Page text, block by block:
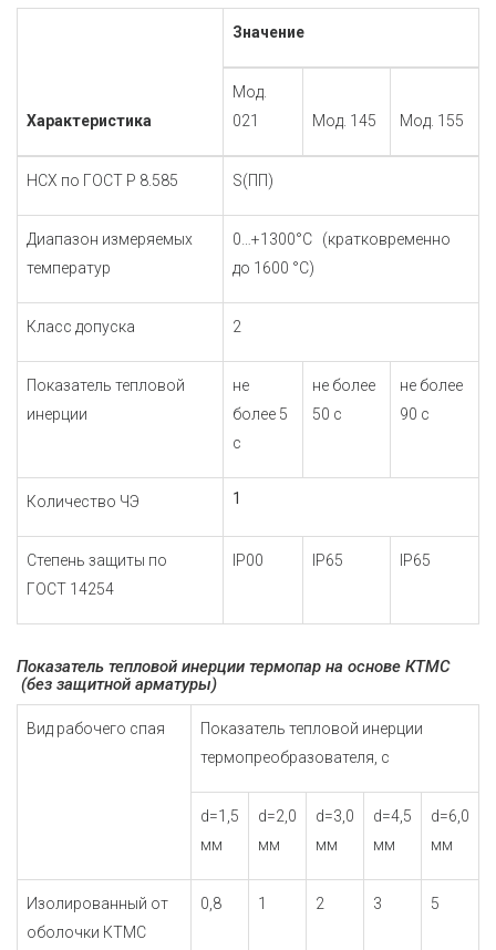
Характеристика
Значение
Мод.
021
Мод. 145 Мод. 155
НСХ по ГОСТ Р 8.585 S(ПП)
Диапазон измеряемых
температур
0…+1300°С (кратковременно
до 1600 °С)
Класс допуска 2
Показатель тепловой
инерции
не
более 5
с
не более
50 с
не более
90 с
Количество ЧЭ 1
Степень защиты по
ГОСТ 14254
IP00 IP65 IP65
Показатель тепловой инерции термопар на основе КТМС
(без защитной арматуры)
Вид рабочего спая
Показатель тепловой инерции
термопреобразователя, с
d=1,5
мм
d=2,0
мм
d=3,0
мм
d=4,5
мм
d=6,0
мм
Изолированный от
оболочки КТМС
0,8 1 2 3 5